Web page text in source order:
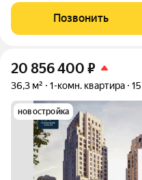
пятиэтажного дома . Дом
города . Общая площадь - 41
Позвонить
20 856 400 ₽
36,3 м² 1-комн. квартира
новостройка